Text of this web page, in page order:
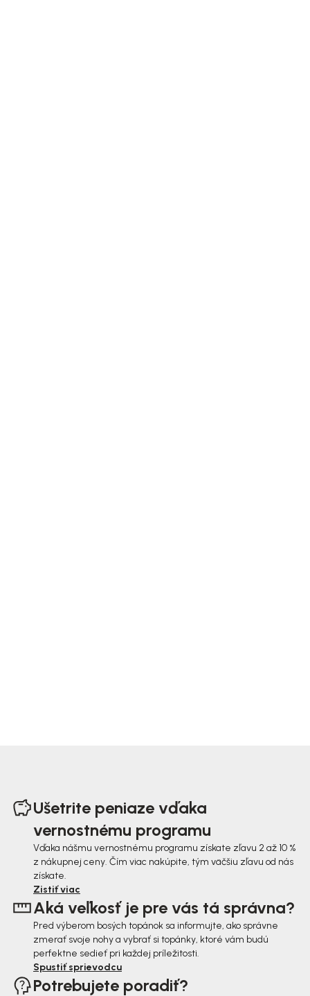
Ušetrite peniaze vďaka
vernostnému programu
Vďaka nášmu vernostnému programu získate zľavu 2 až 10 %
z nákupnej ceny. Čím viac nakúpite, tým väčšiu zľavu od nás
získate.
Zistiť viac
Aká veľkosť je pre vás tá správna?
Pred výberom bosých topánok sa informujte, ako správne
zmerať svoje nohy a vybrať si topánky, ktoré vám budú
perfektne sedieť pri každej príležitosti.
Spustiť sprievodcu
Potrebujete poradiť?